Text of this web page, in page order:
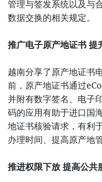
管理与签发系统以及与
数据交换的相关规定。
推广电子原产地证书 提
越南分享了原产地证书
前，原产地证书通过
并附有数字签名、电子
码的应用有助于进口国
地证书核验请求，有利
办理时间、提高原产地
推进权限下放 提高公共